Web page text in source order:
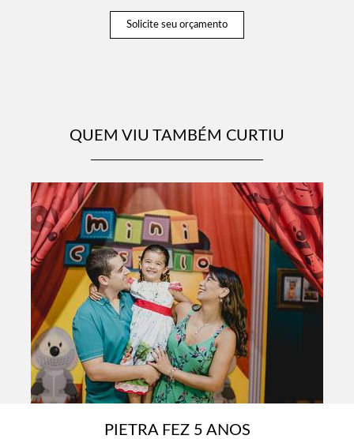
Solicite seu orçamento
QUEM VIU TAMBÉM CURTIU
PIETRA FEZ 5 ANOS